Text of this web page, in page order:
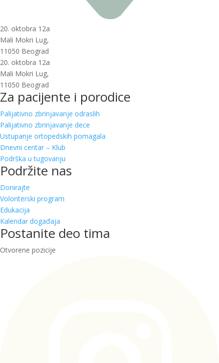
20. oktobra 12a
Mali Mokri Lug,
11050 Beograd
20. oktobra 12a
Mali Mokri Lug,
11050 Beograd
Za pacijente i porodice
Palijativno zbrinjavanje odraslih
Palijativno zbrinjavanje dece
Ustupanje ortopedskih pomagala
Dnevni centar – Klub
Podrška u tugovanju
Podržite nas
Donirajte
Volonterski program
Edukacija
Kalendar događaja
Postanite deo tima
Otvorene pozicije